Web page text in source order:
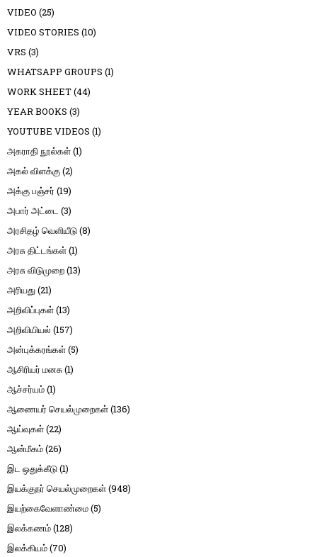
VIDEO (25)
VIDEO STORIES (10)
VRS (3)
WHATSAPP GROUPS (1)
WORK SHEET(44)
YEAR BOOKS (3)
YOUTUBE VIDEOS (1)
அகராதி நூல்கள்(1)
அகல் விளக்கு(2)
அக்கு பஞ்சர் (19)
அபார் அட்டை (3)
அரசிதழ் வெளியீடு(8)
அரசு திட்டங்கள்(1)
அரசு விடுமுறை(13)
அரியது(21)
அறிவிப்புகள்(13)
அறிவியியல் (157)
அன்புக்கரங்கள்(5)
ஆசிரியர் மனசு(1)
ஆச்சர்யம்(1)
ஆணையர் செயல்முறைகள்(136)
ஆய்வுகள்(22)
ஆன்மீகம்(26)
இட ஒதுக்கீடு(1)
இயக்குநர் செயல்முறைகள்(948)
இயற்கைவேளாண்மை(5)
இலக்கணம்(128)
இலக்கியம்(70)